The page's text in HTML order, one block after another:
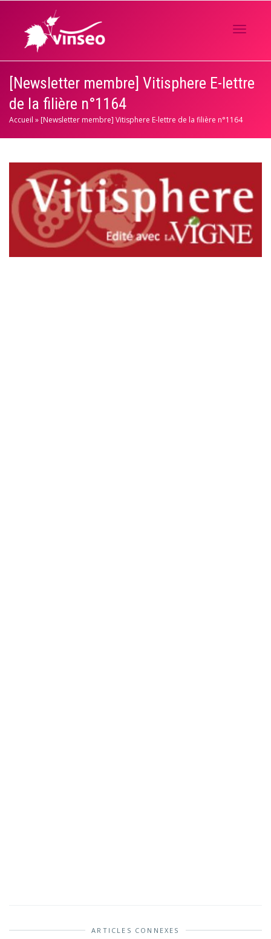
[Newsletter membre] Vitisphere E-lettre
de la filière n°1164
Accueil »[Newsletter membre] Vitisphere E-lettre de la filière n°1164
ARTICLES CONNEXES